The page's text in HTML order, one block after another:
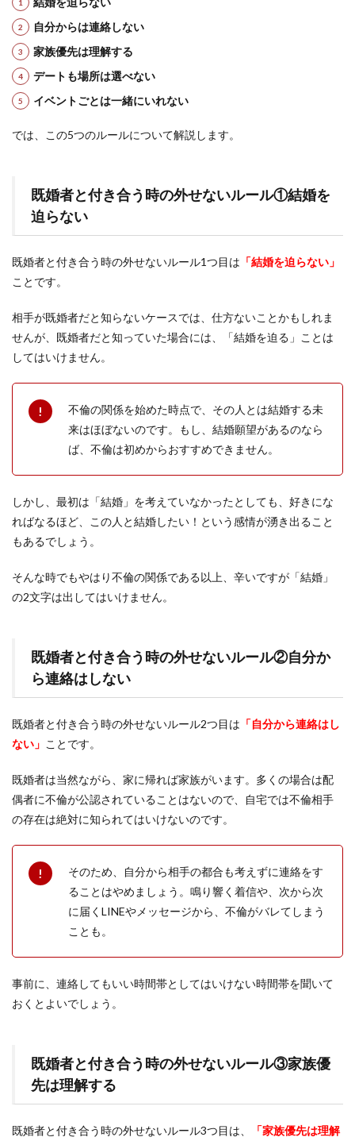
自分からは連絡しない
家族優先は理解する
デートも場所は選べない
イベントごとは一緒にいれない
では、この5つのルールについて解説します。
既婚者と付き合う時の外せないルール①結婚を
迫らない
既婚者と付き合う時の外せないルール1つ目は 「結婚を迫らない」
ことです。
相手が既婚者だと知らないケースでは、仕方ないことかもしれま
せんが、既婚者だと知っていた場合には、「結婚を迫る」ことは
してはいけません。
不倫の関係を始めた時点で、その人とは結婚する未
来はほぼないのです。もし、結婚願望があるのなら
ば、不倫は初めからおすすめできません。
しかし、最初は「結婚」を考えていなかったとしても、好きにな
ればなるほど、この人と結婚したい！という感情が湧き出ること
もあるでしょう。
そんな時でもやはり不倫の関係である以上、辛いですが「結婚」
の2文字は出してはいけません。
既婚者と付き合う時の外せないルール②自分か
ら連絡はしない
既婚者と付き合う時の外せないルール2つ目は 「自分から連絡はし
ない」 ことです。
既婚者は当然ながら、家に帰れば家族がいます。多くの場合は配
偶者に不倫が公認されていることはないので、自宅では不倫相手
の存在は絶対に知られてはいけないのです。
そのため、自分から相手の都合も考えずに連絡をす
ることはやめましょう。鳴り響く着信や、次から次
に届くLINEやメッセージから、不倫がバレてしまう
ことも。
事前に、連絡してもいい時間帯としてはいけない時間帯を聞いて
おくとよいでしょう。
既婚者と付き合う時の外せないルール③家族優
先は理解する
既婚者と付き合う時の外せないルール3つ目は、 「家族優先は理解